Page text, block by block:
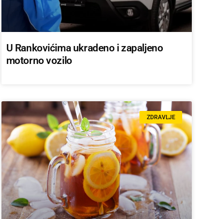
U Rankovićima ukradeno i zapaljeno
motorno vozilo
ZDRAVLJE